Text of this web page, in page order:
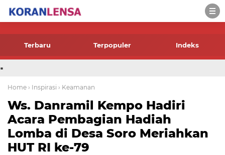
-->
Terbaru Terpopuler Indeks
.
Home › Inspirasi › Keamanan
Ws. Danramil Kempo Hadiri
Acara Pembagian Hadiah
Lomba di Desa Soro Meriahkan
HUT RI ke-79